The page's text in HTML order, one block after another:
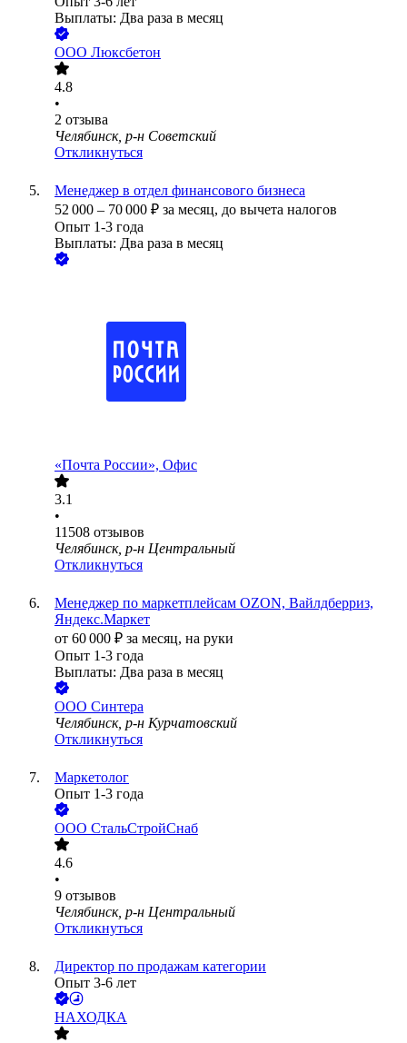
Выплаты: Два раза в месяц
ООО Люксбетон
4.8
•
2 отзыва
Челябинск, р-н Советский
Откликнуться
Менеджер в отдел финансового бизнеса
52 000 – 70 000 ₽ за месяц, до вычета налогов
Опыт 1-3 года
Выплаты: Два раза в месяц
«Почта России», Офис
3.1
•
11508 отзывов
Челябинск, р-н Центральный
Откликнуться
Менеджер по маркетплейсам OZON, Вайлдберриз,
Яндекс.Маркет
от 60 000 ₽ за месяц, на руки
Опыт 1-3 года
Выплаты: Два раза в месяц
ООО Синтера
Челябинск, р-н Курчатовский
Откликнуться
Маркетолог
Опыт 1-3 года
ООО СтальСтройСнаб
4.6
•
9 отзывов
Челябинск, р-н Центральный
Откликнуться
Директор по продажам категории
Опыт 3-6 лет
НАХОДКА